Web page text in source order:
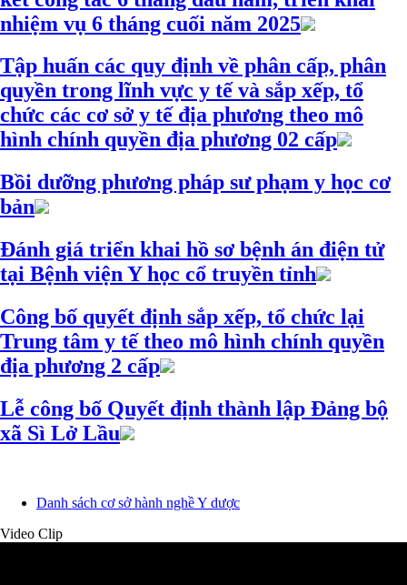
nhiệm vụ 6 tháng cuối năm 2025
Tập huấn các quy định về phân cấp, phân
quyền trong lĩnh vực y tế và sắp xếp, tổ
chức các cơ sở y tế địa phương theo mô
hình chính quyền địa phương 02 cấp
Bồi dưỡng phương pháp sư phạm y học cơ
bản
Đánh giá triển khai hồ sơ bệnh án điện tử
tại Bệnh viện Y học cổ truyền tỉnh
Công bố quyết định sắp xếp, tổ chức lại
Trung tâm y tế theo mô hình chính quyền
địa phương 2 cấp
Lễ công bố Quyết định thành lập Đảng bộ
xã Sì Lở Lầu
Danh sách cơ sở hành nghề Y dược
Video Clip